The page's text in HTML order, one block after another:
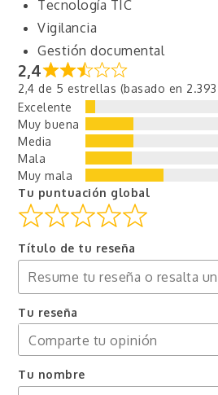
Tecnología TIC
Vigilancia
Gestión documental
2,4
2,4 de 5 estrellas (basado en
Excelente
Muy buena
Media
Mala
Muy mala
Tu puntuación global
Título de tu reseña
Tu reseña
Tu nombre